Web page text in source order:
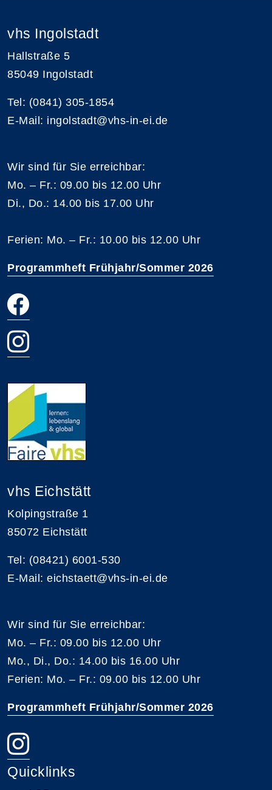
vhs Ingolstadt
Hallstraße 5
85049 Ingolstadt
Tel: (0841) 305-1854
E-Mail: ingolstadt@vhs-in-ei.de
Wir sind für Sie erreichbar:
Mo. – Fr.: 09.00 bis 12.00 Uhr
Di., Do.: 14.00 bis 17.00 Uhr
Ferien: Mo. – Fr.: 10.00 bis 12.00 Uhr
Programmheft Frühjahr/Sommer 2026
vhs Eichstätt
Kolpingstraße 1
85072 Eichstätt
Tel: (08421) 6001-530
E-Mail: eichstaett@vhs-in-ei.de
Wir sind für Sie erreichbar:
Mo. – Fr.: 09.00 bis 12.00 Uhr
Mo., Di., Do.: 14.00 bis 16.00 Uhr
Ferien: Mo. – Fr.: 09.00 bis 12.00 Uhr
Programmheft Frühjahr/Sommer 2026
Quicklinks